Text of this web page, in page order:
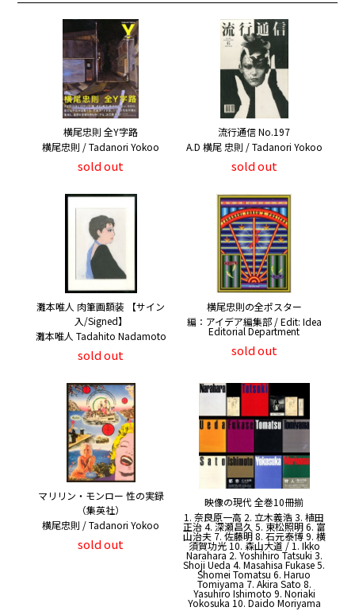
横尾忠則 全Y字路
横尾忠則 / Tadanori Yokoo
sold out
流行通信 No.197
A.D 横尾 忠則 / Tadanori Yokoo
sold out
灘本唯人 肉筆画額装 【サイン
入/Signed】
灘本唯人 Tadahito Nadamoto
sold out
横尾忠則の全ポスター
編：アイデア編集部 / Edit: Idea
Editorial Department
sold out
マリリン・モンロー 性の実録
（集英社）
横尾忠則 / Tadanori Yokoo
sold out
映像の現代 全巻10冊揃
1. 奈良原一高 2. 立木義浩 3. 植田
正治 4. 深瀬昌久 5. 東松照明 6. 富
山治夫 7. 佐藤明 8. 石元泰博 9. 横
須賀功光 10. 森山大道 / 1. Ikko
Narahara 2. Yoshihiro Tatsuki 3.
Shoji Ueda 4. Masahisa Fukase 5.
Shomei Tomatsu 6. Haruo
Tomiyama 7. Akira Sato 8.
Yasuhiro Ishimoto 9. Noriaki
Yokosuka 10. Daido Moriyama